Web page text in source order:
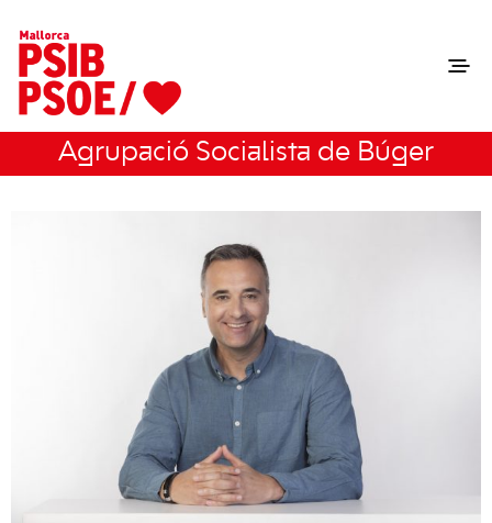
Agrupació Socialista de Búger